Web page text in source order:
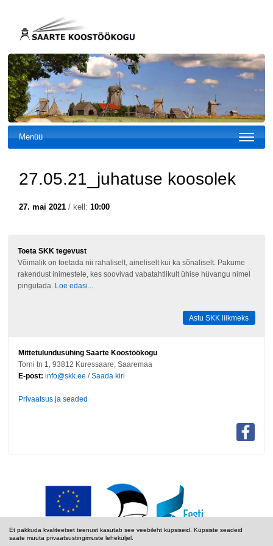
Et pakkuda kvaliteetset teenust kasutab see veebileht küpsiseid. Küpsiste seadeid
saate muuta privaatsustingimuste leheküljel.
Menüü
27.05.21_juhatuse koosolek
27. mai 2021/ kell: 10:00
Toeta SKK tegevust
Võimalik on toetada nii rahaliselt, aineliselt kui ka sõnaliselt. Pakume
rakendust inimestele, kes soovivad vabatahtlikult ühise hüvangu nimel
pingutada. Loe edasi...
Astu SKK liikmeks
Mittetulundusühing Saarte Koostöökogu
Torni tn 1, 93812 Kuressaare, Saaremaa
E-post: info@skk.ee /Saada kiri
Privaatsus ja seaded